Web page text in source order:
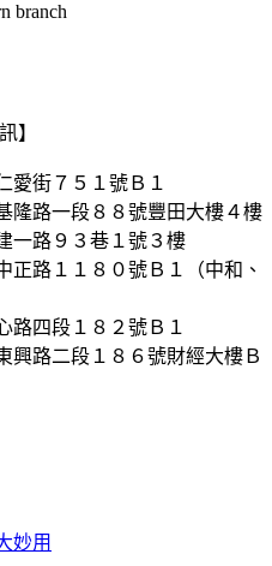
】
愛街７５１號Ｂ１
隆路一段８８號豐田大樓４樓
一路９３巷１號３樓
正路１１８０號Ｂ１（中和、
路四段１８２號Ｂ１
興路二段１８６號財經大樓Ｂ
妙用